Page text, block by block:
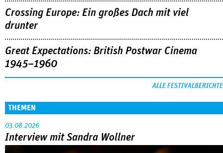
Crossing Europe: Ein großes Dach mit viel
drunter
Great Expectations: British Postwar Cinema
1945–1960
ALLE FESTIVALBERICHTE
THEMEN
03.08.2026
Interview mit Sandra Wollner